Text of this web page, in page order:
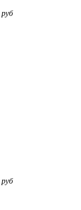
руб
руб